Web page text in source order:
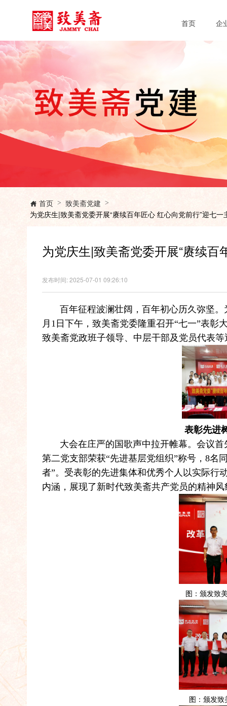
首页 企
 首页 > 致美斋党建 >
为党庆生|致美斋党委开展“赓续百年匠心 红心向党前行”迎七一
为党庆生|致美斋党委开展“赓续
发布时间: 2025-07-01 09:26:10
百年征程波澜壮阔，百年初心历久弥坚。
月1日下午，致美斋党委隆重召开“七一”表
致美斋党政班子领导、中层干部及党员代表
表彰先进
大会在庄严的国歌声中拉开帷幕。会议首
第二党支部荣获“先进基层党组织”称号，8名
者”。受表彰的先进集体和优秀个人以实际行
内涵，展现了新时代致美斋共产党员的精神风
图：颁发致
图：颁发致